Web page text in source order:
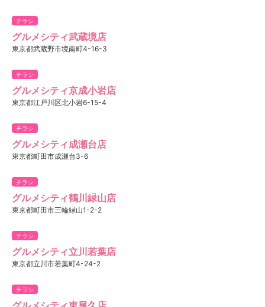
チラシ
グルメシティ武蔵境店
東京都武蔵野市境南町4-16-3
チラシ
グルメシティ京成小岩店
東京都江戸川区北小岩6-15-4
チラシ
グルメシティ成瀬台店
東京都町田市成瀬台3-6
チラシ
グルメシティ鶴川緑山店
東京都町田市三輪緑山1-2-2
チラシ
グルメシティ立川若葉店
東京都立川市若葉町4-24-2
チラシ